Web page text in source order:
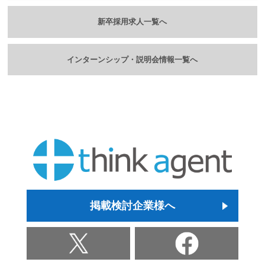
新卒採用求人一覧へ
インターンシップ・説明会情報一覧へ
掲載検討企業様へ